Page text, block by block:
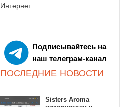
Интернет
Подписывайтесь на
наш телеграм-канал
ПОСЛЕДНИЕ НОВОСТИ
Sisters Aroma